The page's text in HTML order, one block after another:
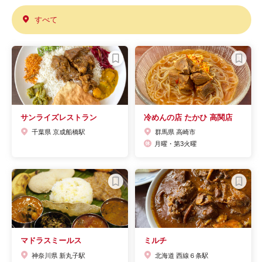
すべて
サンライズレストラン
千葉県 京成船橋駅
冷めんの店 たかひ 高関店
群馬県 高崎市
月曜・第3火曜
マドラスミールス
神奈川県 新丸子駅
ミルチ
北海道 西線６条駅